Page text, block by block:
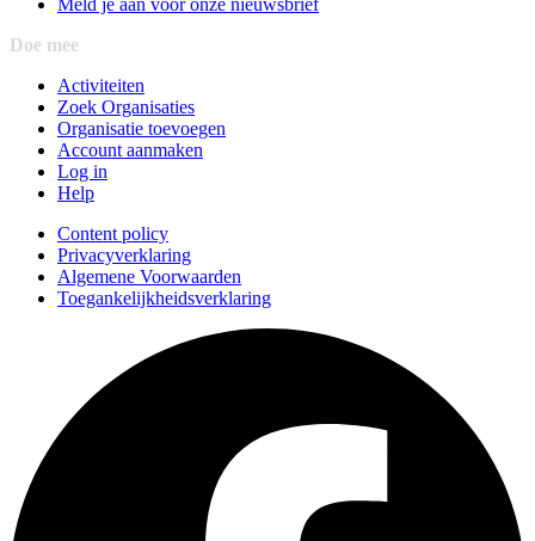
Doe mee
Activiteiten
Zoek Organisaties
Organisatie toevoegen
Account aanmaken
Log in
Help
Content policy
Privacyverklaring
Algemene Voorwaarden
Toegankelijkheidsverklaring